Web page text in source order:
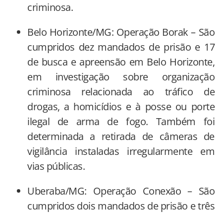
criminosa.
Belo Horizonte/MG: Operação Borak – São
cumpridos dez mandados de prisão e 17
de busca e apreensão em Belo Horizonte,
em investigação sobre organização
criminosa relacionada ao tráfico de
drogas, a homicídios e à posse ou porte
ilegal de arma de fogo. Também foi
determinada a retirada de câmeras de
vigilância instaladas irregularmente em
vias públicas.
Uberaba/MG: Operação Conexão – São
cumpridos dois mandados de prisão e três